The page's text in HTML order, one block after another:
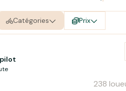
Catégories Prix
238